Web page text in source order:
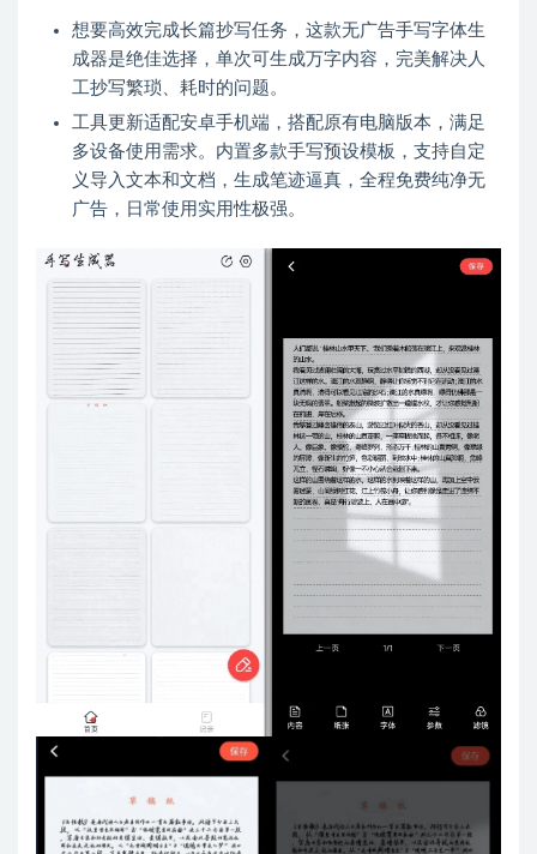
想要高效完成长篇抄写任务，这款无广告手写字体生
成器是绝佳选择，单次可生成万字内容，完美解决人
工抄写繁琐、耗时的问题。
工具更新适配安卓手机端，搭配原有电脑版本，满足
多设备使用需求。内置多款手写预设模板，支持自定
义导入文本和文档，生成笔迹逼真，全程免费纯净无
广告，日常使用实用性极强。